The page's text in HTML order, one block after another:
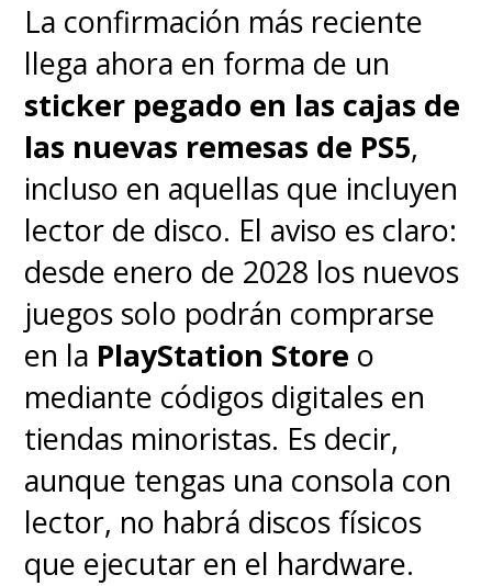
La confirmación más reciente
llega ahora en forma de un
sticker pegado en las cajas de
las nuevas remesas de PS5,
incluso en aquellas que incluyen
lector de disco. El aviso es claro:
desde enero de 2028 los nuevos
juegos solo podrán comprarse
en la PlayStation Store o
mediante códigos digitales en
tiendas minoristas. Es decir,
aunque tengas una consola con
lector, no habrá discos físicos
que ejecutar en el hardware.